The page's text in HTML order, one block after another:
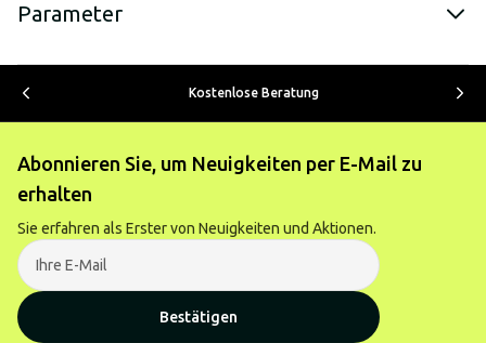
Parameter
Kostenlose Beratung
Abonnieren Sie, um Neuigkeiten per E-Mail zu
erhalten
Sie erfahren als Erster von Neuigkeiten und Aktionen.
Bestätigen